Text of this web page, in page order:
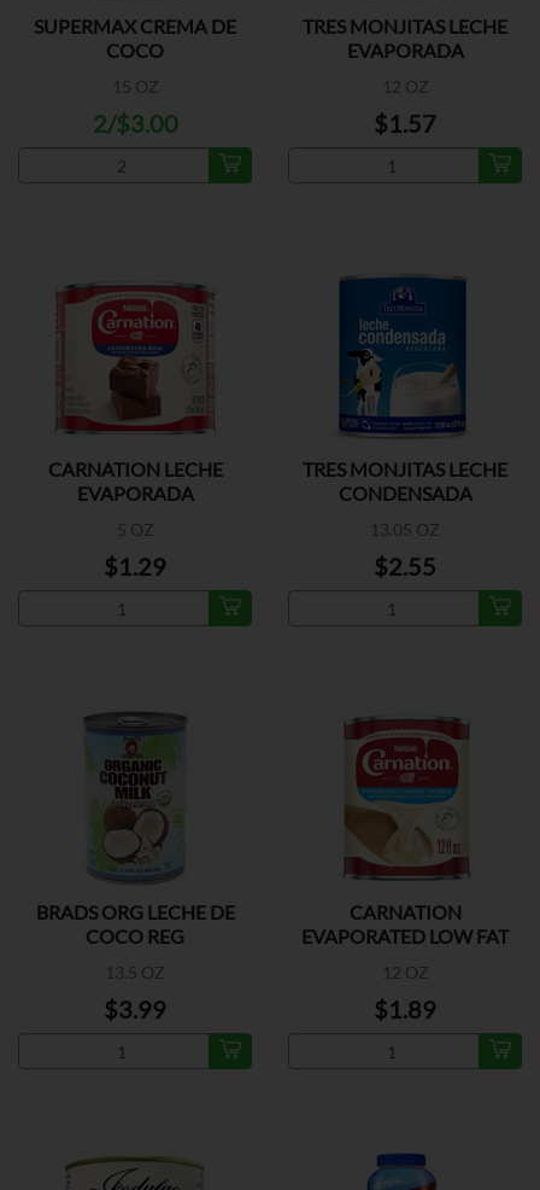
SUPERMAX CREMA DE
COCO
15 OZ
2/$3.00
TRES MONJITAS LECHE
EVAPORADA
12 OZ
$1.57
CARNATION LECHE
EVAPORADA
5 OZ
$1.29
TRES MONJITAS LECHE
CONDENSADA
13.05 OZ
$2.55
BRADS ORG LECHE DE
COCO REG
13.5 OZ
$3.99
CARNATION
EVAPORATED LOW FAT
12 OZ
$1.89